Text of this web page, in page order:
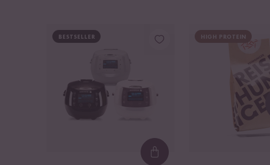
BESTSELLER
Loading...
HIGH PROTEIN